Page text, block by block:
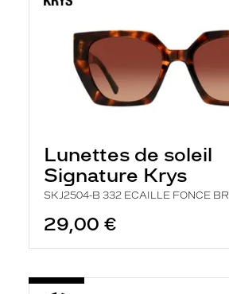
Lunettes de soleil
Signature Krys
SKJ2504-B 332 ECAILLE FONCE BR
29,00 €